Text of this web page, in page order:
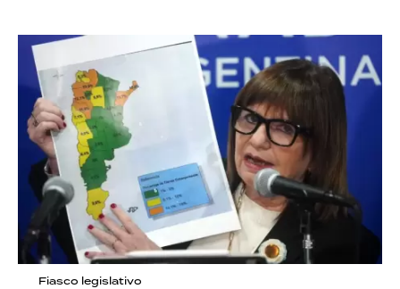
Fiasco legislativo